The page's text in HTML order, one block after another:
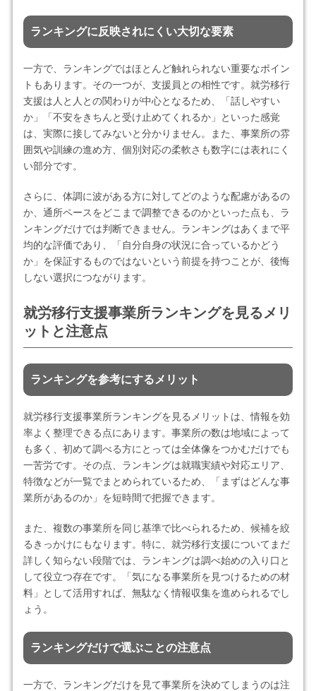
ランキングに反映されにくい大切な要素
一方で、ランキングではほとんど触れられない重要なポイン
トもあります。その一つが、支援員との相性です。就労移行
支援は人と人との関わりが中心となるため、「話しやすい
か」「不安をきちんと受け止めてくれるか」といった感覚
は、実際に接してみないと分かりません。また、事業所の雰
囲気や訓練の進め方、個別対応の柔軟さも数字には表れにく
い部分です。
さらに、体調に波がある方に対してどのような配慮があるの
か、通所ペースをどこまで調整できるのかといった点も、ラ
ンキングだけでは判断できません。ランキングはあくまで平
均的な評価であり、「自分自身の状況に合っているかどう
か」を保証するものではないという前提を持つことが、後悔
しない選択につながります。
就労移行支援事業所ランキングを見るメリ
ットと注意点
ランキングを参考にするメリット
就労移行支援事業所ランキングを見るメリットは、情報を効
率よく整理できる点にあります。事業所の数は地域によって
も多く、初めて調べる方にとっては全体像をつかむだけでも
一苦労です。その点、ランキングは就職実績や対応エリア、
特徴などが一覧でまとめられているため、「まずはどんな事
業所があるのか」を短時間で把握できます。
また、複数の事業所を同じ基準で比べられるため、候補を絞
るきっかけにもなります。特に、就労移行支援についてまだ
詳しく知らない段階では、ランキングは調べ始めの入り口と
して役立つ存在です。「気になる事業所を見つけるための材
料」として活用すれば、無駄なく情報収集を進められるでし
ょう。
ランキングだけで選ぶことの注意点
一方で、ランキングだけを見て事業所を決めてしまうのは注